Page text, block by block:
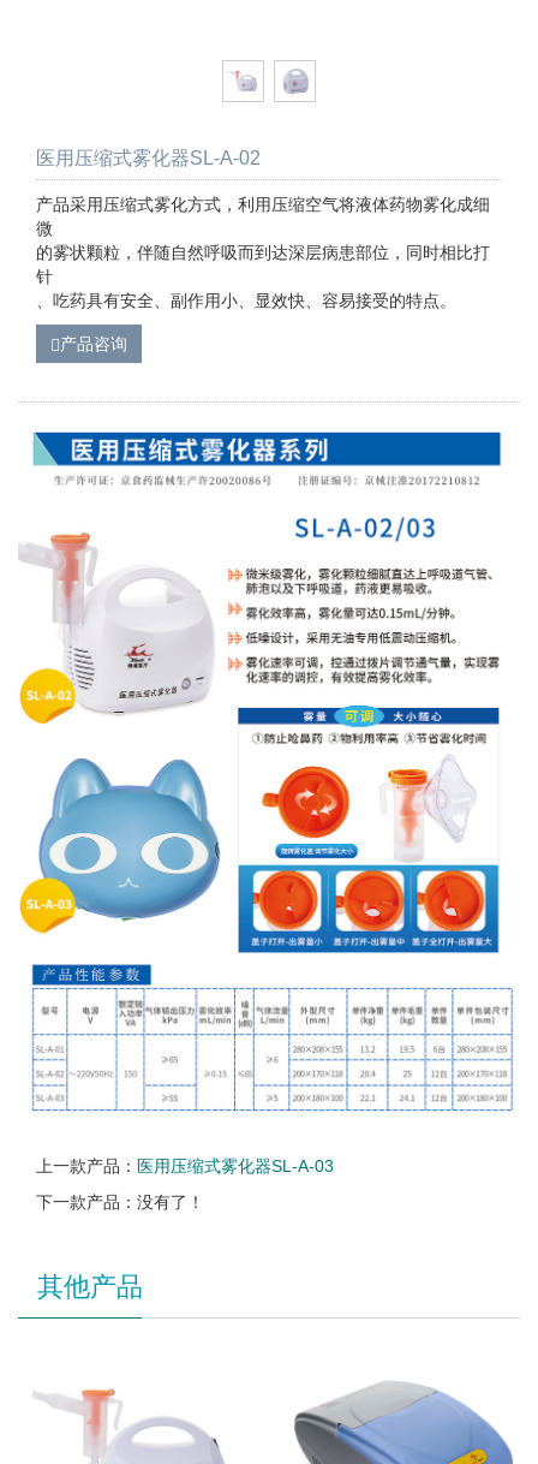
医用压缩式雾化器SL-A-02
产品采用压缩式雾化方式，利用压缩空气将液体药物雾化成细
微
的雾状颗粒，伴随自然呼吸而到达深层病患部位，同时相比打
针
、吃药具有安全、副作用小、显效快、容易接受的特点。
产品咨询
上一款产品： 医用压缩式雾化器SL-A-03
下一款产品：没有了！
其他产品